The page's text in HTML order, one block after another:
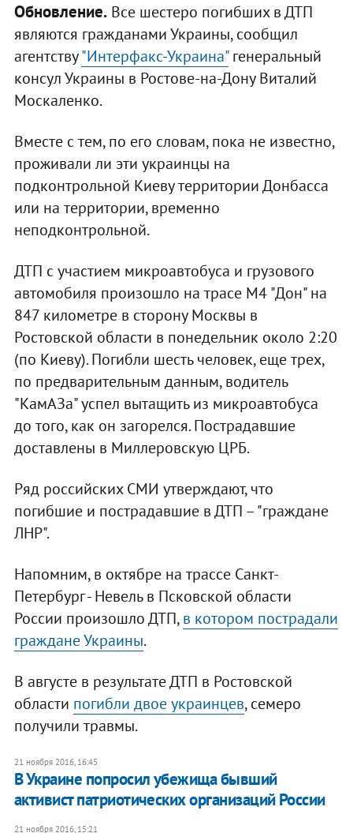
Обновление.Все шестеро погибших в ДТП
являются гражданами Украины, сообщил
агентству"Интерфакс-Украина"генеральный
консул Украины в Ростове-на-Дону Виталий
Москаленко.
Вместе с тем, по его словам, пока не известно,
проживали ли эти украинцы на
подконтрольной Киеву территории Донбасса
или на территории, временно
неподконтрольной.
ДТП с участием микроавтобуса и грузового
автомобиля произошло на трасе М4 "Дон" на
847 километре в сторону Москвы в
Ростовской области в понедельник около 2:20
(по Киеву). Погибли шесть человек, еще трех,
по предварительным данным, водитель
"КамАЗа" успел вытащить из микроавтобуса
до того, как он загорелся. Пострадавшие
доставлены в Миллеровскую ЦРБ.
Ряд российских СМИ утверждают, что
погибшие и пострадавшие в ДТП – "граждане
ЛНР".
Напомним, в октябре на трассе Санкт-
Петербург - Невель в Псковской области
России произошло ДТП,в котором пострадали
граждане Украины.
В августе в результате ДТП в Ростовской
области погибли двое украинцев, семеро
получили травмы.
21 ноября 2016, 16:45
В Украине попросил убежища бывший
активист патриотических организаций России
21 ноября 2016, 15:21